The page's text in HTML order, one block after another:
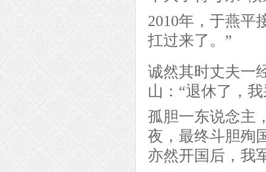
2010年，于燕平
扛过来了。”
诚然其时丈夫一
山：“退休了，
孤胆一东说念主
夜，最终斗胆殉
亦然开国后，我